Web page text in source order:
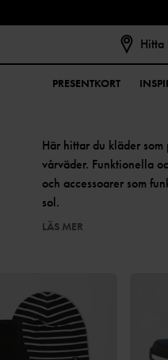
Hitta
PRESENTKORT
Här hittar du kläder
vårväder. Funktionella
och accessoarer som
sol.
LÄS MER